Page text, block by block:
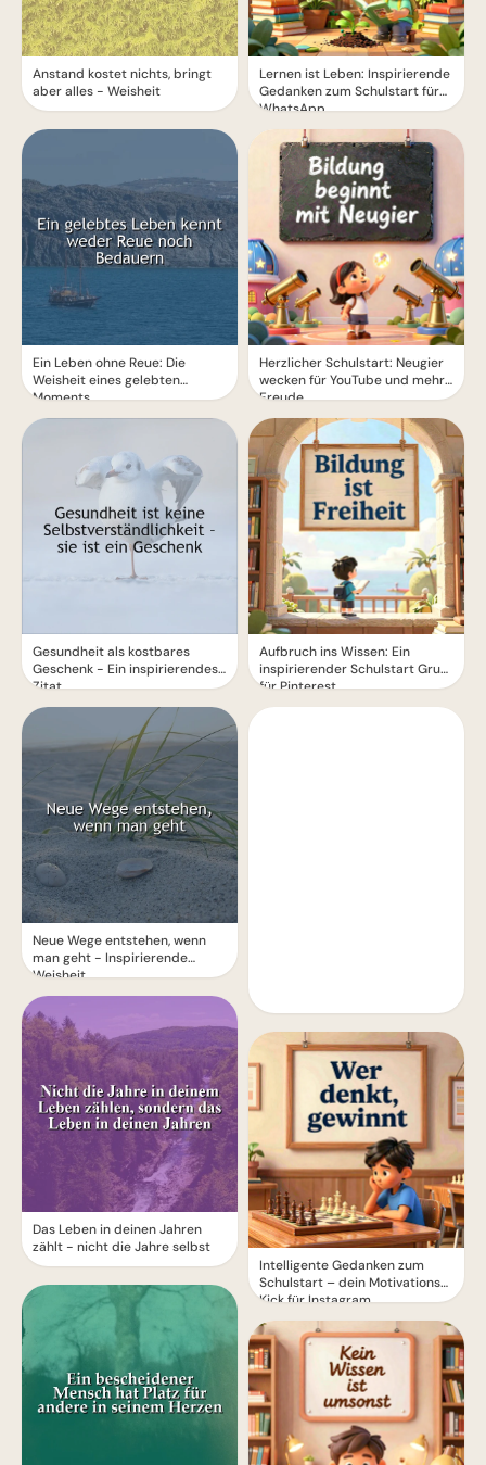
Anstand kostet nichts, bringt
aber alles - Weisheit
Ein Leben ohne Reue: Die
Weisheit eines gelebten
Moments
Gesundheit als kostbares
Geschenk - Ein inspirierendes
Zitat
Neue Wege entstehen, wenn
man geht - Inspirierende
Weisheit
Das Leben in deinen Jahren
zählt - nicht die Jahre selbst
Lernen ist Leben: Inspirierende
Gedanken zum Schulstart für
WhatsApp.
Herzlicher Schulstart: Neugier
wecken für YouTube und mehr
Freude
Aufbruch ins Wissen: Ein
inspirierender Schulstart Gruß
für Pinterest
Intelligente Gedanken zum
Schulstart – dein Motivations-
Kick für Instagram